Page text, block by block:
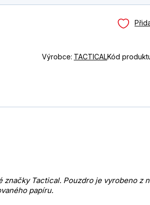
Výrobce: TACTICALKód
Tactical. Pouzdro je vyrobeno z
papíru.